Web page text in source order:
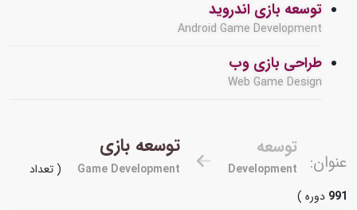
توسعه بازی اندروید
Android Game Development
طراحی بازی وب
Web Game Design
عنوان:
توسعه
Development
توسعه بازی
Game Development
( تعداد
991دوره )